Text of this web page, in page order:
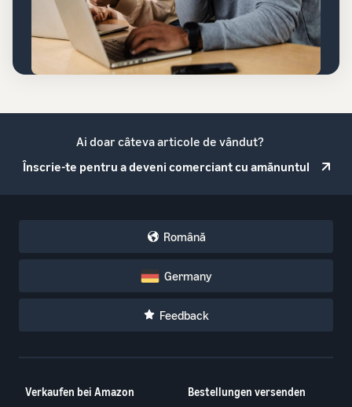
Ai doar câteva articole de vândut?
Înscrie-te pentru a deveni comerciant cu amănuntul
Română
Germany
Feedback
Verkaufen bei Amazon
Bestellungen versenden